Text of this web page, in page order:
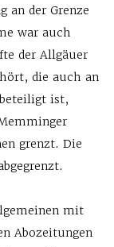
an der Grenze
war auch
der Allgäuer
die auch an
ist,
grenzt. Die
mit
Abozeitungen